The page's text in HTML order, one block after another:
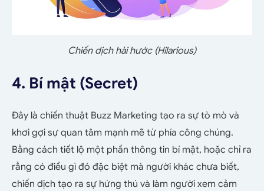
Chiến dịch hài hước (Hilarious)
4. Bí mật (Secret)
Đây là chiến thuật Buzz Marketing tạo ra sự tò mò và
khơi gợi sự quan tâm mạnh mẽ từ phía công chúng.
Bằng cách tiết lộ một phần thông tin bí mật, hoặc chỉ ra
rằng có điều gì đó đặc biệt mà người khác chưa biết,
chiến dịch tạo ra sự hứng thú và làm người xem cảm